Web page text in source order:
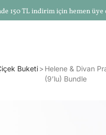
150 TL indirim için hemen üye
Buketi
Helene & Divan
(9’lu) Bundle